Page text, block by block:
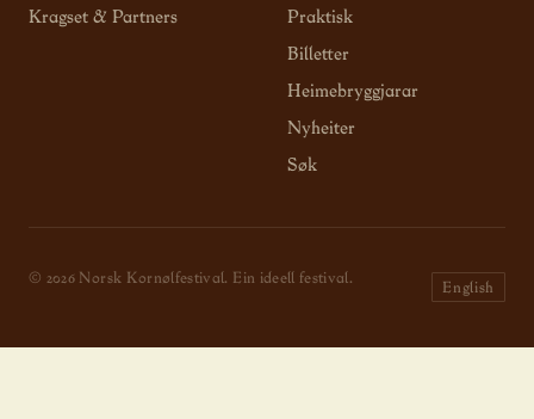
Kragset & Partners
Praktisk
Billetter
Heimebryggjarar
Nyheiter
Søk
© 2026 Norsk Kornølfestival. Ein ideell festival.
English